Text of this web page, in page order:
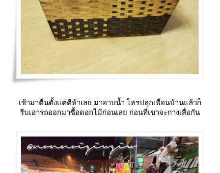
เช้ามาตื่นตั้งแต่ตีห้าเลย มาอาบน้ำ โทรปลุกเพื่อนบ้านแล้วก็
รีบเอารถออกมาซื้อดอกไม้ก่อนเลย ก่อนที่เขาจะกางเสื่อกัน